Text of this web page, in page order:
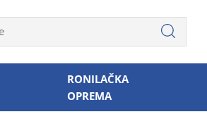
RONILAČKA
OPREMA